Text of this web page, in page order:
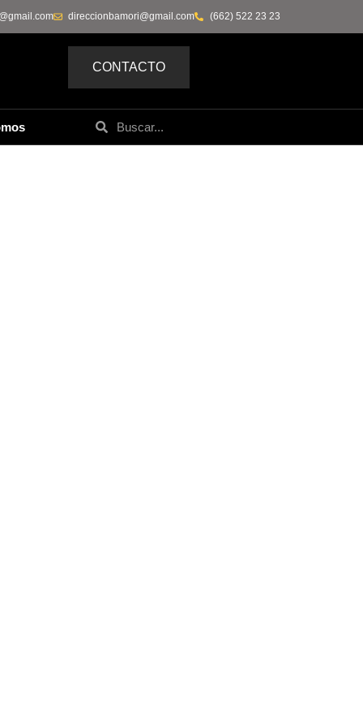
(662) 522 23 23
direccionbamori@gmail.com
CONTACTO